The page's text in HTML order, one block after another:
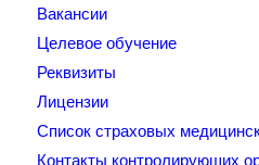
Вакансии
Целевое обучение
Реквизиты
Лицензии
Список страховых
Контакты контролирующих